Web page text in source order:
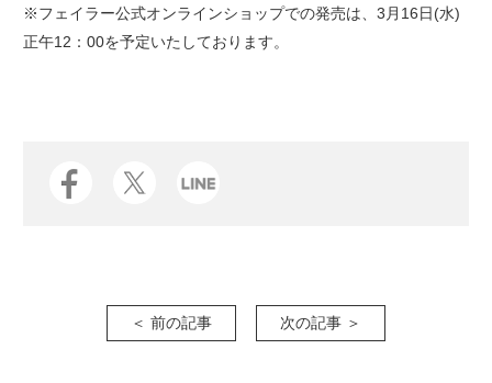
※フェイラー公式オンラインショップでの発売は、3月16日(水)
正午12：00を予定いたしております。
＜ 前の記事 次の記事 ＞